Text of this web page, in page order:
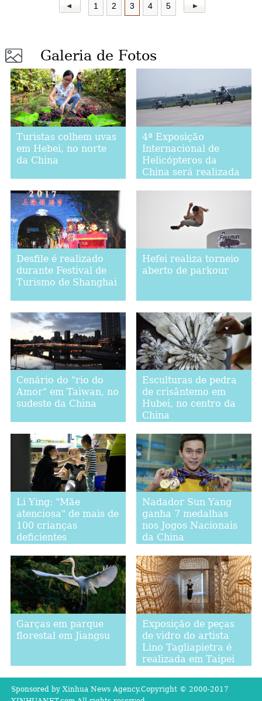
1 2 3 4 5
Galeria de Fotos
Turistas colhem uvas
em Hebei, no norte
da China
4ª Exposição
Internacional de
Helicópteros da
China será realizada
Desfile é realizado
durante Festival de
Turismo de Shanghai
Hefei realiza torneio
aberto de parkour
Cenário do "rio do
Amor" em Taiwan, no
sudeste da China
Esculturas de pedra
de crisântemo em
Hubei, no centro da
China
Li Ying: "Mãe
atenciosa" de mais de
100 crianças
deficientes
Nadador Sun Yang
ganha 7 medalhas
nos Jogos Nacionais
da China
Garças em parque
florestal em Jiangsu
Exposição de peças
de vidro do artista
Lino Tagliapietra é
realizada em Taipei
Sponsored by Xinhua News Agency.Copyright © 2000-2017